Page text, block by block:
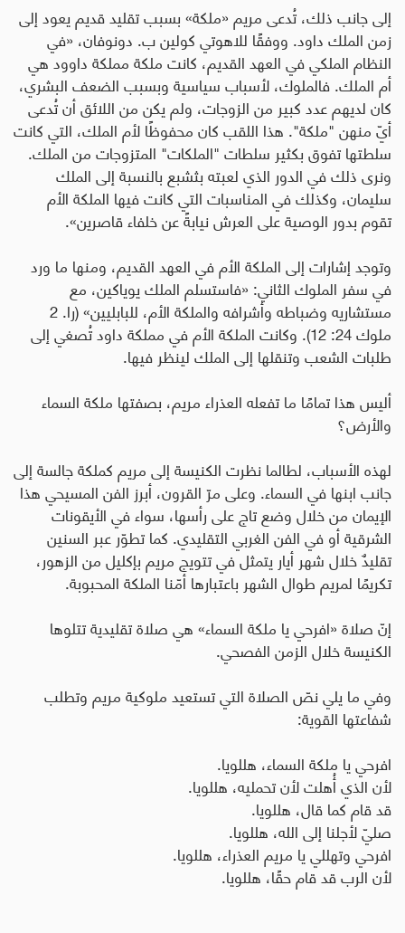
إلى جانب ذلك، تُدعى مريم «ملكة» بسبب تقليد قديم يعود إلى
زمن الملك داود. ووفقًا للاهوتي كولين ب. دونوفان، «في
النظام الملكي في العهد القديم، كانت ملكة مملكة داوود هي
أم الملك. فالملوك، لأسباب سياسية وبسبب الضعف البشري،
كان لديهم عدد كبير من الزوجات، ولم يكن من اللائق أن تُدعى
أيّ منهن "ملكة". هذا اللقب كان محفوظًا لأم الملك، التي كانت
سلطتها تفوق بكثير سلطات "الملكات" المتزوجات من الملك.
ونرى ذلك في الدور الذي لعبته بثشبع بالنسبة إلى الملك
سليمان، وكذلك في المناسبات التي كانت فيها الملكة الأم
تقوم بدور الوصية على العرش نيابةً عن خلفاء قاصرين».
وتوجد إشارات إلى الملكة الأم في العهد القديم، ومنها ما ورد
في سفر الملوك الثاني: «فاستسلم الملك يوياكين، مع
مستشاريه وضباطه وأشرافه والملكة الأم، للبابليين» (را. 2
ملوك 24: 12). وكانت الملكة الأم في مملكة داود تُصغي إلى
طلبات الشعب وتنقلها إلى الملك لينظر فيها.
أليس هذا تمامًا ما تفعله العذراء مريم، بصفتها ملكة السماء
والأرض؟
لهذه الأسباب، لطالما نظرت الكنيسة إلى مريم كملكة جالسة إلى
جانب ابنها في السماء. وعلى مرّ القرون، أبرز الفن المسيحي هذا
الإيمان من خلال وضع تاج على رأسها، سواء في الأيقونات
الشرقية أو في الفن الغربي التقليدي. كما تطوّر عبر السنين
تقليدٌ خلال شهر أيار يتمثل في تتويج مريم بإكليل من الزهور،
تكريمًا لمريم طوال الشهر باعتبارها أمّنا الملكة المحبوبة.
إنّ صلاة «افرحي يا ملكة السماء» هي صلاة تقليدية تتلوها
الكنيسة خلال الزمن الفصحي.
وفي ما يلي نصّ الصلاة التي تستعيد ملوكية مريم وتطلب
شفاعتها القوية:
افرحي يا ملكة السماء، هللويا.
لأن الذي أُهلت لأن تحمليه، هللويا.
قد قام كما قال، هللويا.
صليّ لأجلنا إلى الله، هللويا.
افرحي وتهللي يا مريم العذراء، هللويا.
لأن الرب قد قام حقًا، هللويا.